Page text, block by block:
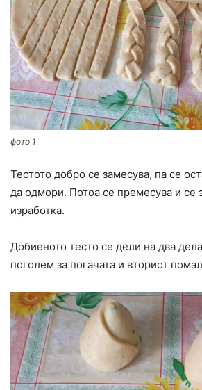
фото 1
Тестото добро се замесува, па се
да одмори. Потоа се премесува и се
изработка.
Добиеното тесто се дели на два
поголем за погачата и вториот